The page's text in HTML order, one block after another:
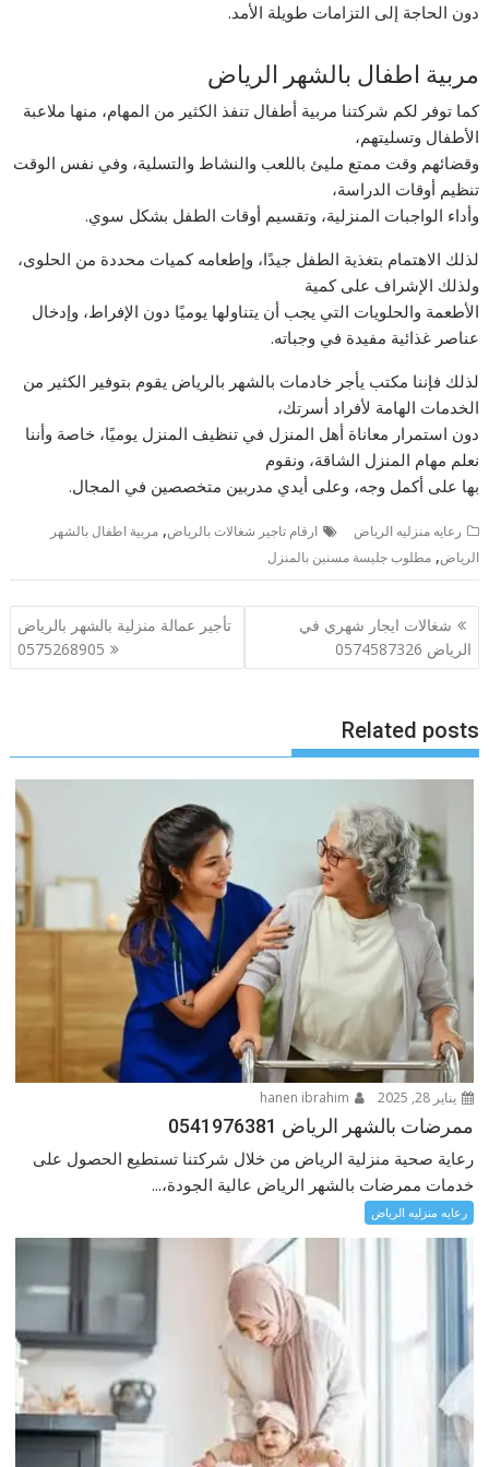
دون الحاجة إلى التزامات طويلة الأمد.
مربية اطفال بالشهر الرياض
كما توفر لكم شركتنا مربية أطفال تنفذ الكثير من المهام، منها ملاعبة
الأطفال وتسليتهم،
وقضائهم وقت ممتع مليئ باللعب والنشاط والتسلية، وفي نفس الوقت
تنظيم أوقات الدراسة،
وأداء الواجبات المنزلية، وتقسيم أوقات الطفل بشكل سوي.
لذلك الاهتمام بتغذية الطفل جيدًا، وإطعامه كميات محددة من الحلوى،
ولذلك الإشراف على كمية
الأطعمة والحلويات التي يجب أن يتناولها يوميًا دون الإفراط، وإدخال
عناصر غذائية مفيدة في وجباته.
لذلك فإننا مكتب يأجر خادمات بالشهر بالرياض يقوم بتوفير الكثير من
الخدمات الهامة لأفراد أسرتك،
دون استمرار معاناة أهل المنزل في تنظيف المنزل يوميًا، خاصة وأننا
نعلم مهام المنزل الشاقة، ونقوم
بها على أكمل وجه، وعلى أيدي مدربين متخصصين في المجال.
رعايه منزليه الرياض ارقام تاجير شغالات بالرياض,مربية اطفال بالشهر
الرياض,مطلوب جليسة مسنين بالمنزل
تصفّح
المقالات
شغالات ايجار شهري في
الرياض 0574587326
تأجير عمالة منزلية بالشهر بالرياض
0575268905
Related posts
يناير 28, 2025
ممرضات بالشهر الرياض 0541976381
رعاية صحية منزلية الرياض من خلال شركتنا تستطيع الحصول على
خدمات ممرضات بالشهر الرياض عالية الجودة،...
رعايه منزليه الرياض